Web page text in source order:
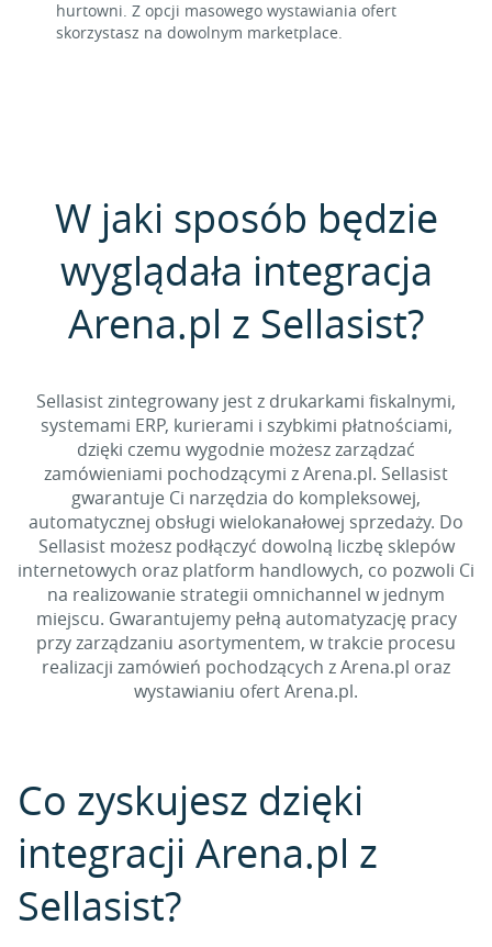
hurtowni. Z opcji masowego wystawiania ofert
skorzystasz na dowolnym marketplace.
W jaki sposób będzie
wyglądała integracja
Arena.pl z Sellasist?
Sellasist zintegrowany jest z drukarkami fiskalnymi,
systemami ERP, kurierami i szybkimi płatnościami,
dzięki czemu wygodnie możesz zarządzać
zamówieniami pochodzącymi z Arena.pl. Sellasist
gwarantuje Ci narzędzia do kompleksowej,
automatycznej obsługi wielokanałowej sprzedaży. Do
Sellasist możesz podłączyć dowolną liczbę sklepów
internetowych oraz platform handlowych, co pozwoli Ci
na realizowanie strategii omnichannel w jednym
miejscu. Gwarantujemy pełną automatyzację pracy
przy zarządzaniu asortymentem, w trakcie procesu
realizacji zamówień pochodzących z Arena.pl oraz
wystawianiu ofert Arena.pl.
Co zyskujesz dzięki
integracji Arena.pl z
Sellasist?